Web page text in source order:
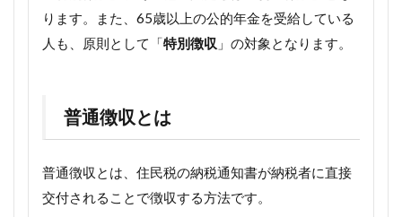
ります。また、65歳以上の公的年金を受給している
人も、原則として「特別徴収 」の対象となります。
普通徴収とは
普通徴収とは、住民税の納税通知書が納税者に直接
交付されることで徴収する方法です。